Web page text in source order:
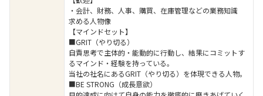
・会計、財務、人事、購買、在庫管理などの業務知識
求める人物像
【マインドセット】
■GRIT（やり切る）
自責思考で主体的・能動的に行動し、結果にコミットす
るマインド・経験を持っている。
当社の社名にあるGRIT（やり切る）を体現できる人物。
■BE STRONG（成長意欲）